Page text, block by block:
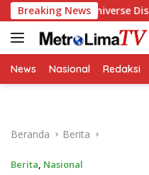
Langsung
ke
konten
Breaking News
Miss Universe Diserahkan
News Nasional Redaksi
Beranda Berita
Berita, Nasional